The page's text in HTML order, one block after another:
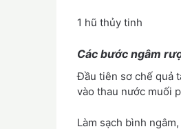
1 hũ thủy tinh
Các bước ngâm
Đầu tiên sơ chế quả
vào thau nước muối
Làm sạch bình